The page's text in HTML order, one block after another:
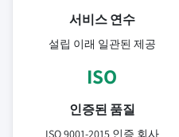
서비스 연수
설립 이래 일관된 제공
ISO
인증된 품질
ISO 9001-2015 인증 회사